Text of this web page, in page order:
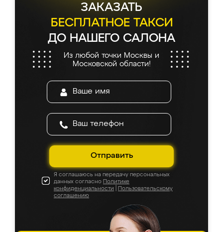
ЗАКАЗАТЬ
БЕСПЛАТНОЕ ТАКСИ
ДО НАШЕГО САЛОНА
Из любой точки Москвы и
Московской области!
Отправить
Я соглашаюсь на передачу персональных
данных согласно Политике
конфиденциальности
Пользовательскому
соглашению